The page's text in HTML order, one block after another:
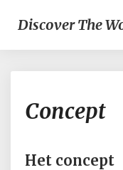
Discover The
Concept
Het concept